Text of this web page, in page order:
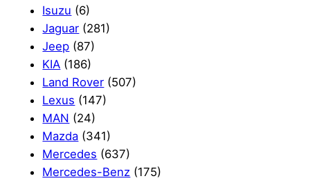
Isuzu (6)
Jaguar (281)
Jeep (87)
KIA (186)
Land Rover (507)
Lexus (147)
MAN (24)
Mazda (341)
Mercedes (637)
Mercedes-Benz (175)